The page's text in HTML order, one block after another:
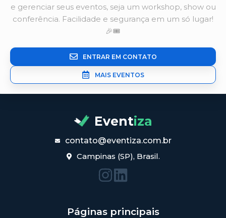
e gerenciar seus eventos, seja um workshop, show ou
conferência. Facilidade e segurança em um só lugar!
🎉🎟️
ENTRAR EM CONTATO
MAIS EVENTOS
Eventiza
contato@eventiza.com.br
Campinas (SP), Brasil.
Páginas principais